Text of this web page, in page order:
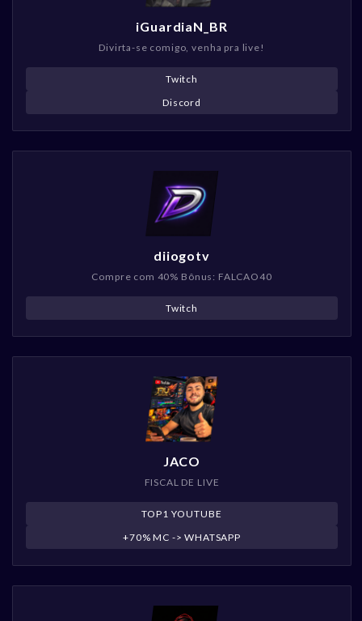
iGuardiaN_BR
Divirta-se comigo, venha pra live!
Twitch
Discord
diiogotv
Compre com 40% Bônus: FALCAO40
Twitch
JACO
FISCAL DE LIVE
TOP1 YOUTUBE
+70% MC -> WHATSAPP